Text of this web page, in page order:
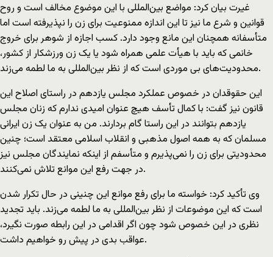
غیرت بیان کرد: مواضع بین‌المللی با این موضوع مخالف است و روح
قوانین و شرع ما نیز تا این اندازه ممنوعیت برای زن را نپذیرفته است اما
متأسفانه همچنان این مانع وجود دارد. کسب اجازه از شوهر برای خروج
خانمی که باید با هیأت علمی همراه شود یا یک زن ورزشکار از کشور،
محدودیت‌های بی موردی است که از نظر بین‌المللی به ما لطمه می‌زند.
این حقوقدان در خصوص عملکرد مجلس یازدهم در راستای اصلاح این
قانون نیز گفت: با کمال تأسف هیچ عنوان امیدی ندارم که زنان مجلس
یازدهم بتوانند در این راستا گام بردارند. من به عنوان یک زن ایرانی
مسلمان که به همه اصول مذهبی و انقلاب اسلامی معتقد است؛ چنین
محدودیتی برای زن را نمی‌پذیرم و متأسفم از اینکه نمایندگان مجلس نیز
در جهت رفع این موانع تلاش نمی‌کنند.
وی تأکید کرد: خواسته ما برای رفع موانع این چنینی در حال تکرار شدن
است که این موضوعات از نظر بین‌المللی به ما لطمه می‌زند. باید تجدید
نظری در این خصوص شود چون اگر اقدامی در این رابطه صورت نگیرد،
عواقب بدی در پیش رو خواهیم داشت.